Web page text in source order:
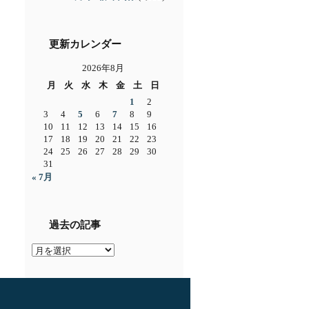
更新カレンダー
2026年8月
月
火 水 木 金 土
日
1
2
3
4 5 6 7 8
9
10
11 12 13 14 15
16
17
18 19 20 21 22
23
24
25 26 27 28 29
30
31
« 7月
過去の記事
過